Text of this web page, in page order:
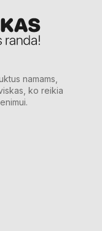
namams,
ko reikia